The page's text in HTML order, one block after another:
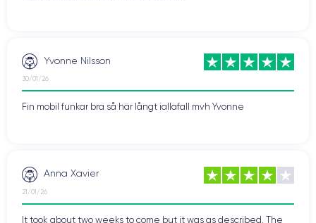
Yvonne Nilsson
30/01/26
Fin mobil funkar bra så här långt iallafall mvh Yvonne
Anna Xavier
21/01/26
It took about two weeks to come but it was as described. The